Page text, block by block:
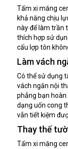
Tấm xi măng
khả năng chịu
này để làm trần
thích hợp sử
cấu lợp tôn
Làm vách
Có thể sử dụng
vách ngăn nội
phẳng bạn
dạng uốn cong
vẫn tiết kiệm
Thay thế
Tấm xi măng